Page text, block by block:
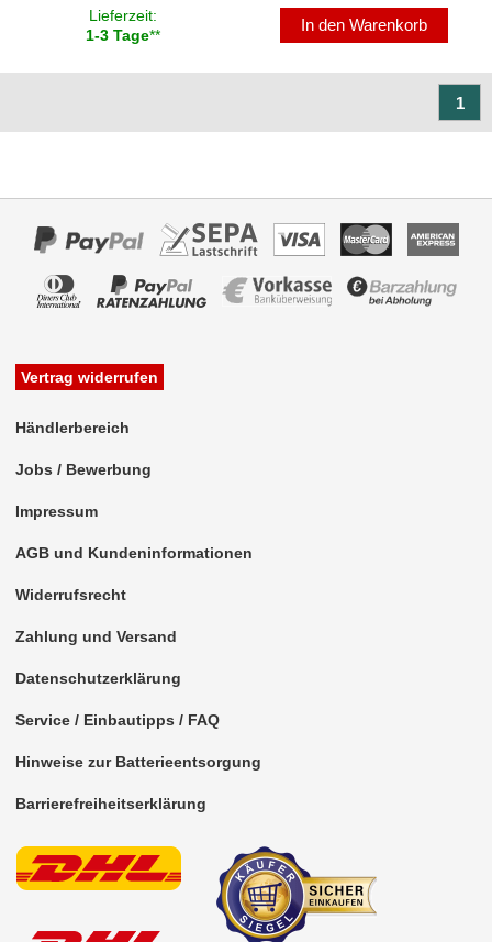
für Daihatsu
für Eagle
für Ford
für Jeep
für Kia
für Land Rover
für Lexus
Lieferzeit:
1-3 Tage**
In den Warenkorb
1
Vertrag widerrufen
Händlerbereich
Jobs / Bewerbung
Impressum
AGB und Kundeninformationen
Widerrufsrecht
Zahlung und Versand
Datenschutzerklärung
Service / Einbautipps / FAQ
Hinweise zur Batterieentsorgung
Barrierefreiheitserklärung